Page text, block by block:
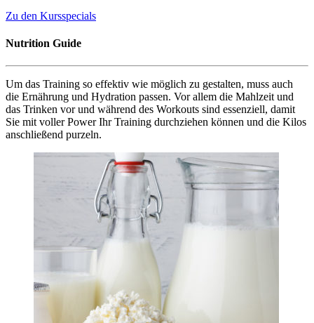
Zu den Kursspecials
Nutrition Guide
Um das Training so effektiv wie möglich zu gestalten, muss auch
die Ernährung und Hydration passen. Vor allem die Mahlzeit und
das Trinken vor und während des Workouts sind essenziell, damit
Sie mit voller Power Ihr Training durchziehen können und die Kilos
anschließend purzeln.